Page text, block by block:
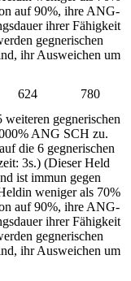
auf 90%, ihre ANG-
ihrer Fähigkeit
gegnerischen
ihr Ausweichen um
624
780
gegnerischen
ANG SCH zu.
die 6 gegnerischen
3s.) (Dieser Held
ist immun gegen
weniger als 70%
auf 90%, ihre ANG-
ihrer Fähigkeit
gegnerischen
ihr Ausweichen um